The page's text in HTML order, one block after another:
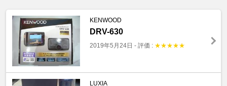
KENWOOD
DRV-630
2019年5月24日 - 評価 : ★★★★★
LUXIA